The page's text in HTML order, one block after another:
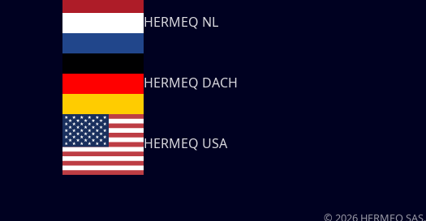
HERMEQ NL
HERMEQ DACH
HERMEQ USA
© 2026 HERMEQ SAS.